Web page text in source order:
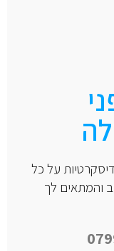
על כל
והמתאים לך